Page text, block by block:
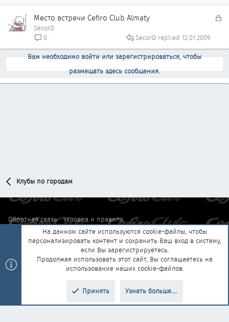
р
тЗ
р
ы
о
Место встречи Cefiro Club Almaty
SecorD
0
12.01.2009
SecorD
Вам необходимо войти или зарегистрироваться, чтобы
размещать здесь сообщения.
Клубы по городам
Обратная связь
Условия и правила
Политика конфиденциальности
Помощь Главная
R
S
Community platform by XenForo® © 2010-2025 XenForo Ltd. |Style and
add-ons by ThemeHouse Перевод от Jumuro®
На данном сайте используются cookie-файлы, чтобы
персонализировать контент и сохранить Ваш вход в систему,
если Вы зарегистрируетесь.
Продолжая использовать этот сайт, Вы соглашаетесь на
использование наших cookie-файлов.
Принять Узнать больше....